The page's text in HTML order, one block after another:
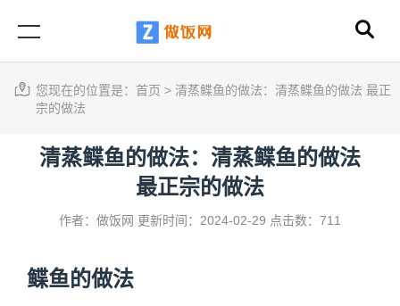
您现在的位置是： 首页 > 清蒸鲽鱼的做法：清蒸鲽鱼的做法 最正
宗的做法
清蒸鲽鱼的做法：清蒸鲽鱼的做法
最正宗的做法
作者：做饭网 更新时间：2024-02-29 点击数：711
鲽鱼的做法